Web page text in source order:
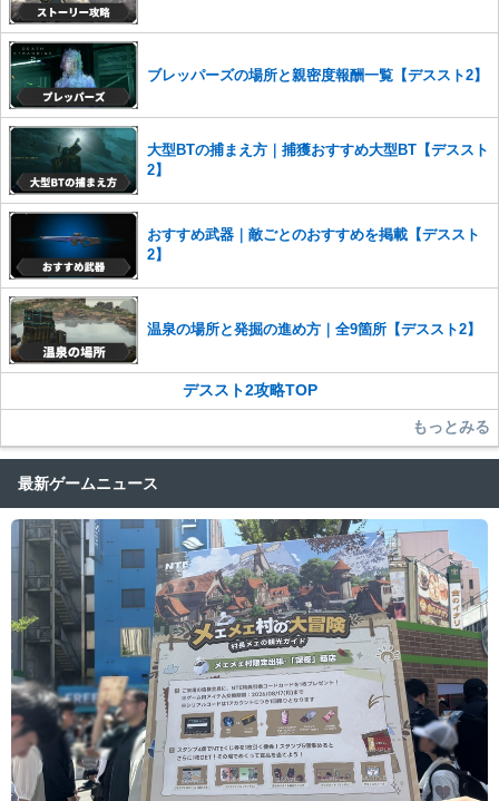
また、過度な利用規約の違反や、弊社に損害の及ぶ内容の書き込みがあ
った場合は、法的措置をとらせていただく場合もございますので、あら
かじめご理解くださいませ。ブレッパーズの場所と親密度報酬一覧【デススト2】
大型BTの捕まえ方｜捕獲おすすめ大型BT【デススト
2】
おすすめ武器｜敵ごとのおすすめを掲載【デススト
2】
温泉の場所と発掘の進め方｜全9箇所【デススト2】
デススト2攻略TOP
もっとみる
最新ゲームニュース